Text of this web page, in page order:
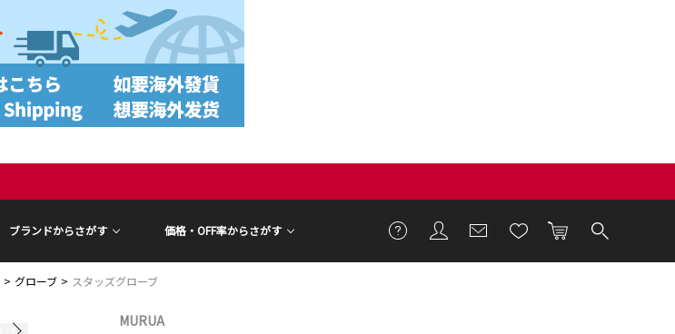
ブランドからさがす 価格・OFF率からさがす
グローブ スタッズグローブ
MURUA